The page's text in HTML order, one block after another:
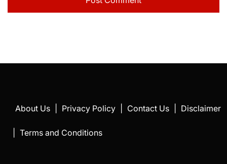
About Us Privacy Policy Contact Us Disclaimer
Terms and Conditions